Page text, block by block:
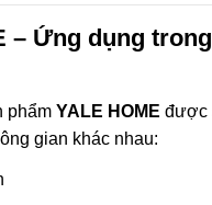
– Ứng dụng
phẩm YALE HOME được
gian khác nhau: